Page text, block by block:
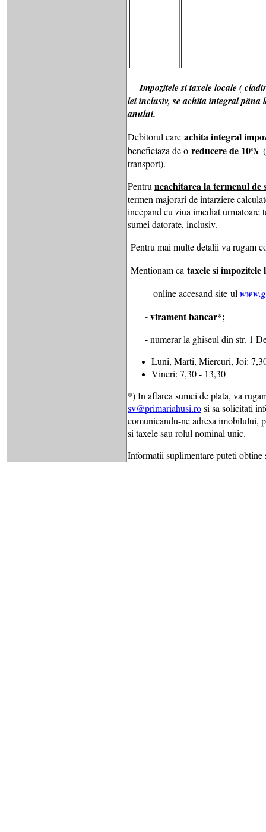
Impozitele si taxele locale (
lei inclusiv, se achita integral pâna
anului.
Debitorul care achita integral
beneficiaza de o reducere de 10%
transport).
Pentruneachitarea la termenul de
termen majorari de intarziere
incepand cu ziua imediat urmatoare
sumei datorate, inclusiv.
Pentru mai multe detalii va rugam
Mentionam ca taxele si
- online accesand site-ul
-virament bancar*;
- numerar la ghiseul din str. 1
Luni, Marti, Miercuri, Joi:
Vineri: 7,30 - 13,30
*) In aflarea sumei de plata, va
sv@primariahusi.rosi sa solicitati
comunicandu-ne adresa imobilului,
si taxele sau rolul nominal unic.
Informatii suplimentare puteti